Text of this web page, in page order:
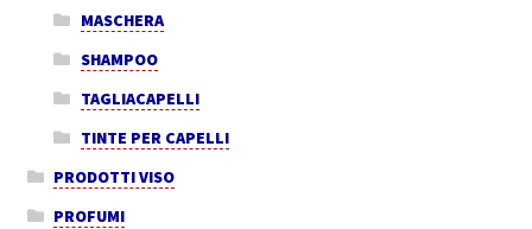
MASCHERA
SHAMPOO
TAGLIACAPELLI
TINTE PER CAPELLI
PRODOTTI VISO
PROFUMI